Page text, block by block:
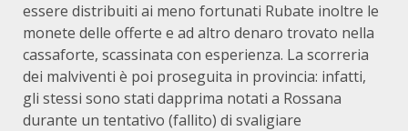
essere distribuiti ai meno fortunati Rubate inoltre le
monete delle offerte e ad altro denaro trovato nella
cassaforte, scassinata con esperienza. La scorreria
dei malviventi è poi proseguita in provincia: infatti,
gli stessi sono stati dapprima notati a Rossana
durante un tentativo (fallito) di svaligiare